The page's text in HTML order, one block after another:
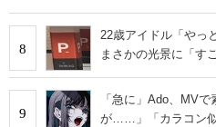
8
22歳アイドル「やっ
まさかの光景に「す
9
「急に」Ado、MV
が……」「カラコン似